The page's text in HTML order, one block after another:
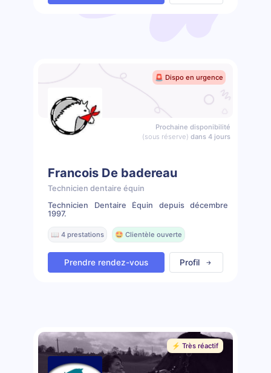
🚨 Dispo en urgence
Prochaine disponibilité
(sous réserve) dans 4 jours
Francois De badereau
Technicien dentaire équin
Technicien Dentaire Équin depuis décembre
1997.
📖 4 prestations 🤩 Clientèle ouverte
Prendre rendez-vous Profil
⚡️ Très réactif